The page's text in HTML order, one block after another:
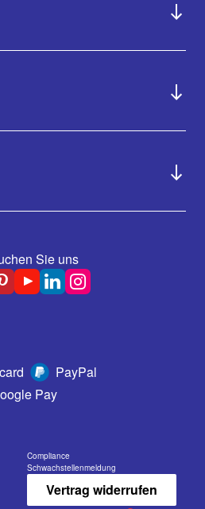
Sie uns
PayPal
Pay
Compliance
Schwachstellenmeldung
Vertrag widerrufen